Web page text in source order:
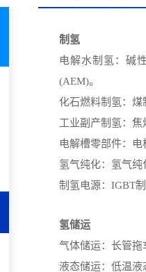
制氢
电解水制氢：碱
(AEM)。
化石燃料制氢：煤
工业副产制氢：焦
电解槽零部件：
氢气纯化：氢气纯
制氢电源：IGBT
氢储运
气体储运：长管拖
液态储运：低温液